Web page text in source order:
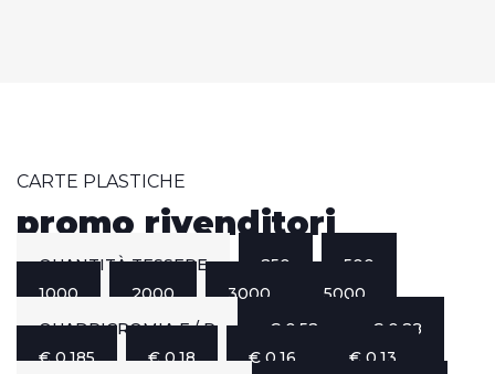
CARTE PLASTICHE
promo rivenditori
QUANTITÀ TESSERE 250
500
1000
2000 3000
5000
QUADRICROMIA F / R
€ 0.52
€ 0.28
€ 0.185
€ 0.18 € 0.16
€ 0.13